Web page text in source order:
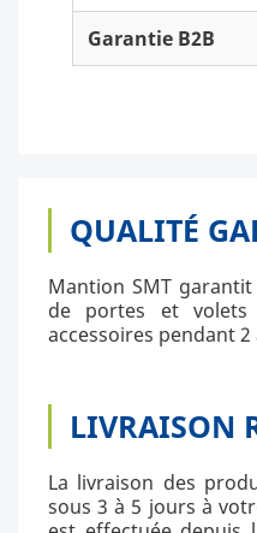
Garantie B2B
QUALITÉ
Mantion SMT
de portes et
accessoires pendant 2
LIVRAISON
La livraison des
sous 3 à 5 jours à